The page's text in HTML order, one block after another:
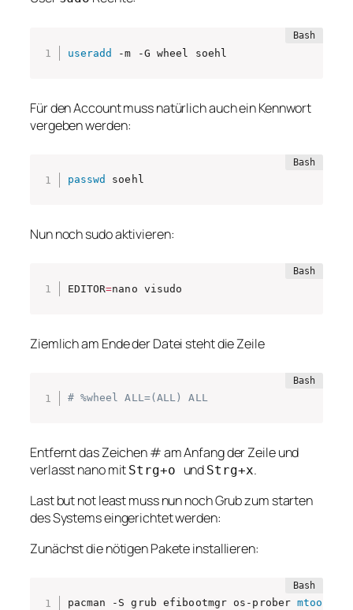
useradd -m -G wheel soehl
Für den Account muss natürlich auch ein Kennwort
vergeben werden:
passwd soehl
Nun noch sudo aktivieren:
EDITOR=nano visudo
Ziemlich am Ende der Datei steht die Zeile
# %wheel ALL=(ALL) ALL
Entfernt das Zeichen # am Anfang der Zeile und
verlasst nano mit Strg+o und Strg+x.
Last but not least muss nun noch Grub zum starten
des Systems eingerichtet werden:
Zunächst die nötigen Pakete installieren:
pacman -S grub efibootmgr os-prober mtools